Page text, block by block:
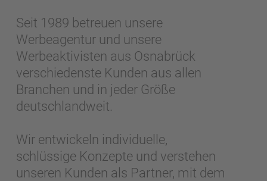
Seit 1989 betreuen unsere
Werbeagentur und unsere
Werbeaktivisten aus Osnabrück
verschiedenste Kunden aus allen
Branchen und in jeder Größe
deutschlandweit.
Wir entwickeln individuelle,
schlüssige Konzepte und verstehen
unseren Kunden als Partner, mit dem